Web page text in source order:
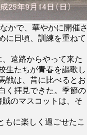
かで、華やかに開催さ
に日頃、訓練を重ねて
遠路からやって来た
生たちが青春を謳歌し
戦は、昔に比べるとお
く拝見できた。季節の
のマスコットは、そ
に楽しく過ごせたこ